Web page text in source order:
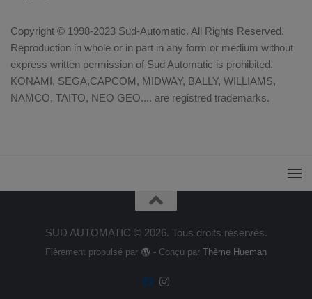
Copyright © 1998-2023 Sud-Automatic. All Rights Reserved.
Reproduction in whole or in part in any form or medium without
express written permission of Sud Automatic is prohibited.
KONAMI, SEGA,CAPCOM, MIDWAY, BALLY, WILLIAMS,
NAMCO, TAITO, NEO GEO.... are registred trademarks.
SUD AUTOMATIC © 2026. Tous droits réservés.
Fièrement propulsé par - Conçu par Thème Hueman